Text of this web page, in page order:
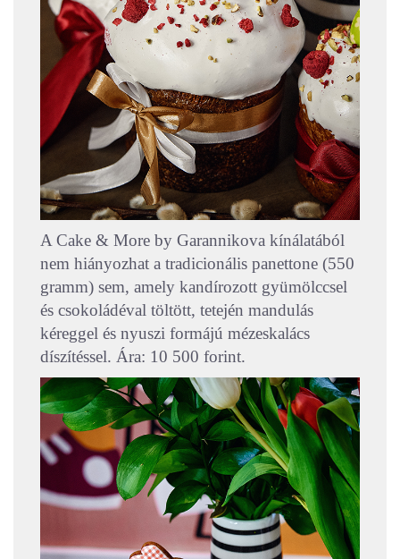
A Cake & More by Garannikova kínálatából
nem hiányozhat a tradicionális panettone (550
gramm) sem, amely kandírozott gyümölccsel
és csokoládéval töltött, tetején mandulás
kéreggel és nyuszi formájú mézeskalács
díszítéssel. Ára: 10 500 forint.